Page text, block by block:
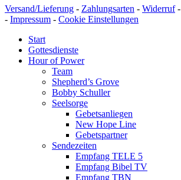
Versand/Lieferung - Zahlungsarten - Widerruf-
- Impressum - Cookie Einstellungen
Start
Gottesdienste
Hour of Power
Team
Shepherd’s Grove
Bobby Schuller
Seelsorge
Gebetsanliegen
New Hope Line
Gebetspartner
Sendezeiten
Empfang TELE 5
Empfang Bibel TV
Empfang TBN